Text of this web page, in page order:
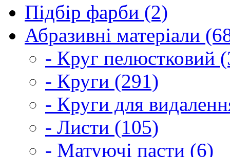
Підбір фарби (2)
Абразивні матеріали
- Круг пелюстковий
- Круги (291)
- Круги для
- Листи (105)
- Матуючі пасти (6)